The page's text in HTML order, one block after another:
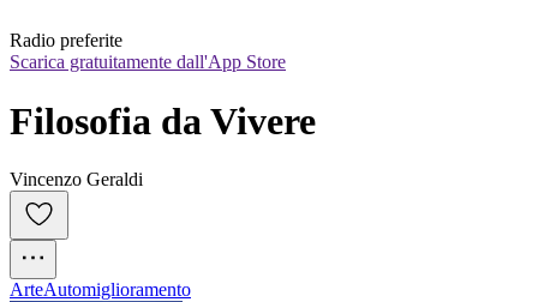
Radio preferite
Scarica gratuitamente dall'App Store
Filosofia da Vivere
Vincenzo Geraldi
ArteAutomiglioramento